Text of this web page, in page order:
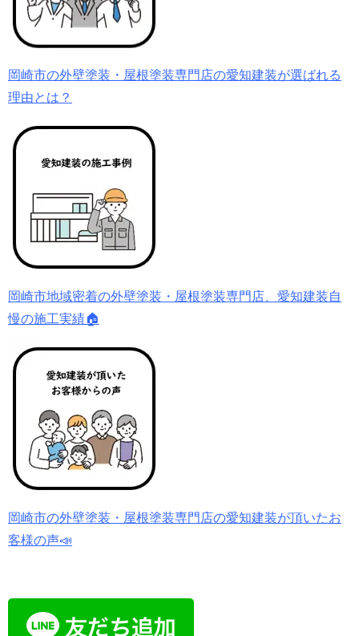
岡崎市の外壁塗装・屋根塗装専門店の愛知建装が選ばれる
理由とは？
岡崎市地域密着の外壁塗装・屋根塗装専門店、愛知建装自
慢の施工実績🏠
岡崎市の外壁塗装・屋根塗装専門店の愛知建装が頂いたお
客様の声📣